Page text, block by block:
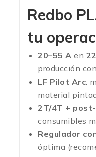
Redbo
tu
20–55 A en
producción
LF Pilot Arc:
material
2T/4T +
consumibles
Regulador
óptima